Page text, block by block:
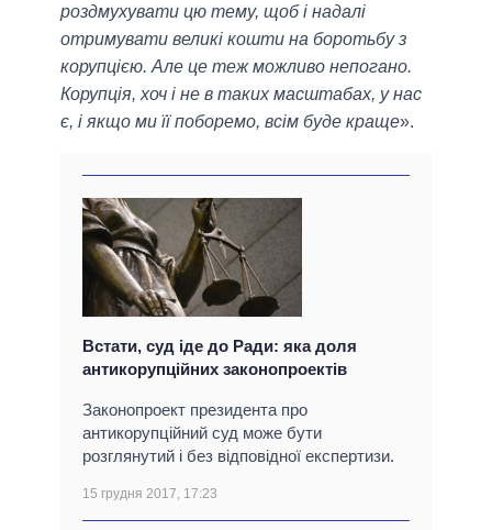
роздмухувати цю тему, щоб і надалі
отримувати великі кошти на боротьбу з
корупцією. Але це теж можливо непогано.
Корупція, хоч і не в таких масштабах, у нас
є, і якщо ми її поборемо, всім буде краще».
Встати, суд іде до Ради: яка доля
антикорупційних законопроектів
Законопроект президента про
антикорупційний суд може бути
розглянутий і без відповідної експертизи.
15 грудня 2017, 17:23